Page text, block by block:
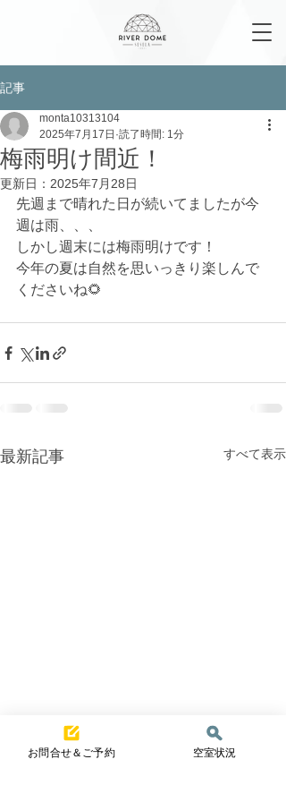
記事
梅雨明け間近！
monta10313104
2025年7月17日 読了時間: 1分
更新日： 2025年7月28日
先週まで晴れた日が続いてましたが今
週は雨、、、
しかし週末には梅雨明けです！
今年の夏は自然を思いっきり楽しんで
くださいね🌻
最新記事 すべて表示
お問合せ＆ご予約 空室状況